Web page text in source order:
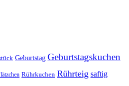
Geburtstag Geburtstagskuchen
Rührkuchen Rührteig saftig